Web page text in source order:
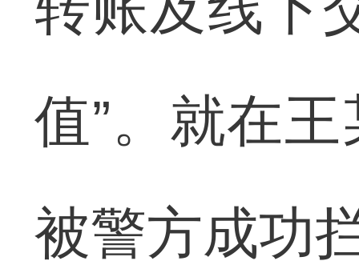
值”。就在
被警方成功